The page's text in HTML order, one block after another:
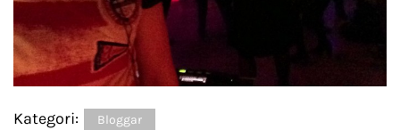
Kategori: Bloggar